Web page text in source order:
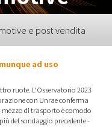
e post vendita
ad uso
ruote. L’Osservatorio 2023
con Unrae conferma
mezzo di trasporto è comodo
del sondaggio precedente -